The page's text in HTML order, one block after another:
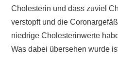
Cholesterin und dass zuviel
verstopft und die
niedrige Cholesterinwerte
Was dabei übersehen wurde